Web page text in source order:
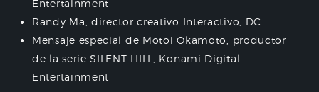
Entertainment
Randy Ma, director creativo Interactivo, DC
Mensaje especial de Motoi Okamoto, productor
de la serie SILENT HILL, Konami Digital
Entertainment